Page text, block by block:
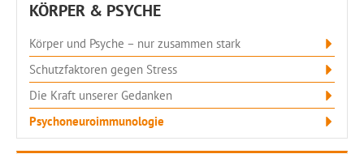
KÖRPER & PSYCHE
Körper und Psyche – nur zusammen stark
Schutzfaktoren gegen Stress
Die Kraft unserer Gedanken
Psychoneuroimmunologie